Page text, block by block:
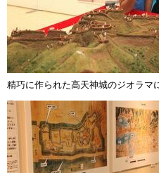
精巧に作られた高天神城のジオラマ